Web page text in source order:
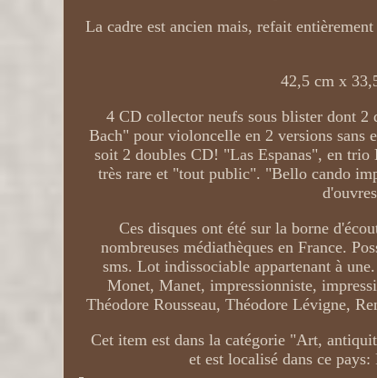
La cadre est ancien mais, refait
42,5 cm x
4 CD collector neufs sous blister dont 2
Bach" pour violoncelle en 2 versions sans
soit 2 doubles CD! "Las Espanas", en trio
très rare et "tout public". "Bello cando
Ces disques ont été sur la borne
nombreuses médiathèques en France.
sms. Lot indissociable appartenant à
Monet, Manet, impressionniste,
Théodore Rousseau, Théodore Lévigne,
Cet item est dans la catégorie "Art,
et est localisé dans ce